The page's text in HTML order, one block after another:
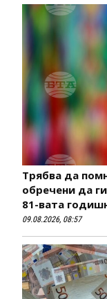
Трябва да
обречени да
81-вата
09.08.2026, 08:57